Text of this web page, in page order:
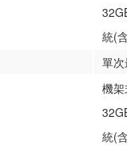
統(
單
機
統(